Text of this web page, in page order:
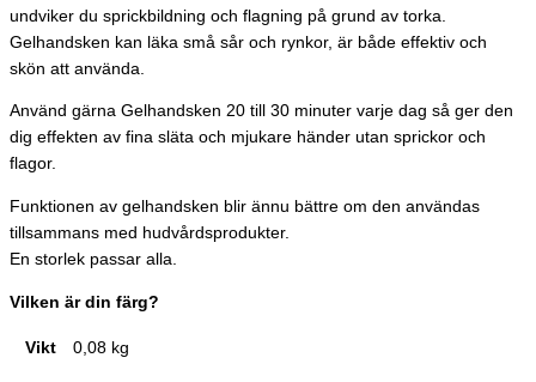
undviker du sprickbildning och flagning på grund av torka.
Gelhandsken kan läka små sår och rynkor, är både effektiv och
skön att använda.
Använd gärna Gelhandsken 20 till 30 minuter varje dag så ger den
dig effekten av fina släta och mjukare händer utan sprickor och
flagor.
Funktionen av gelhandsken blir ännu bättre om den användas
tillsammans med hudvårdsprodukter.
En storlek passar alla.
Vilken är din färg?
Vikt 0,08 kg